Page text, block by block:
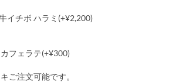
イチボ ハラミ(+¥2,200)
フェラテ(+¥300)
ご注文可能です。